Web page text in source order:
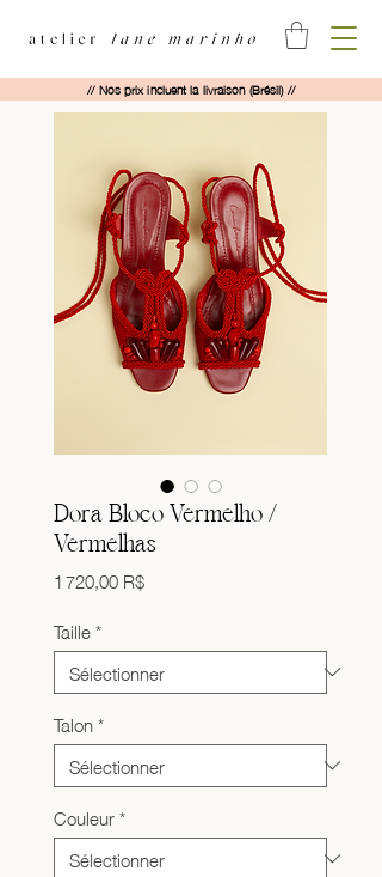
// Nos prix incluent la livraison (Brésil) //
Dora Bloco Vermelho /
Vermelhas
1 720,00 R$Prix
Taille*
Talon*
Couleur*